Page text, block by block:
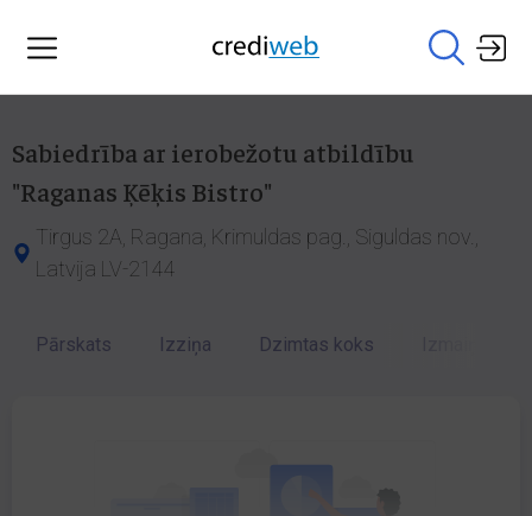
Sabiedrība ar ierobežotu atbildību
"Raganas Ķēķis Bistro"
Tirgus 2A, Ragana, Krimuldas pag., Siguldas nov.,
Latvija LV-2144
Pārskats Izziņa Dzimtas koks